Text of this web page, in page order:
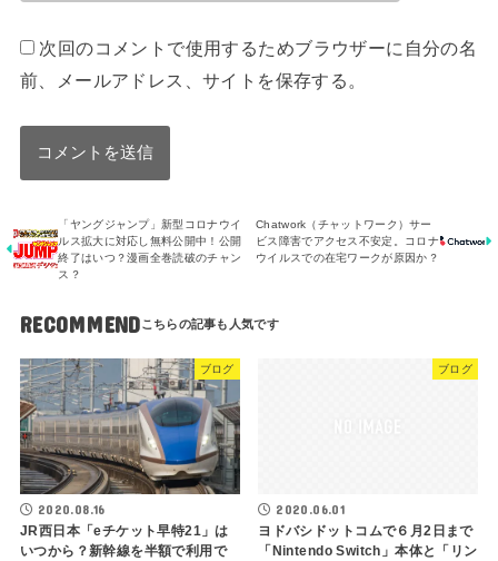
次回のコメントで使用するためブラウザーに自分の名
前、メールアドレス、サイトを保存する。
「ヤングジャンプ」新型コロナウイ
ルス拡大に対応し無料公開中！公開
終了はいつ？漫画全巻読破のチャン
ス？
Chatwork（チャットワーク）サー
ビス障害でアクセス不安定。コロナ
ウイルスでの在宅ワークが原因か？
RECOMMEND
ブログ
2020.08.16
JR西日本「eチケット早特21」は
いつから？新幹線を半額で利用で
ブログ
2020.06.01
ヨドバシドットコムで６月2日まで
「Nintendo Switch」本体と「リン